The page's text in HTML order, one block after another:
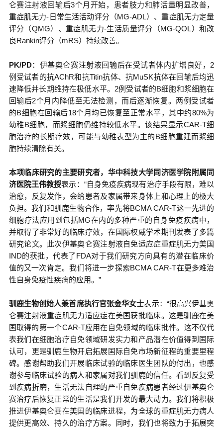
仑赛注射液回输后3个月开始，患者肢力和肺活量明显改善，
重症肌无力-日常生活活动评分（MG-ADL）、重症肌无力定量
评分（QMG）、重症肌无力-生活质量评分（MG-QOL）和改
良Rankin评分（mRS）持续改善。
PK/PD：伊基奥仑赛注射液回输后在受试者体内扩增良好，2
例受试者的抗AChR和抗Titin抗体、抗MuSK抗体在回输后均迅
速降低并长期维持在极低水平。2例受试者的B细胞和浆细胞在
回输后2个月内降低至无法检测，而后逐渐恢复。两例受试者
的B细胞在回输后18个月均已恢复至正常水平，其中约80%为
幼稚B细胞，而浆细胞仍维持较低水平。该结果显示CAR-T细
胞治疗的长期疗效，可能与幼稚表型为主的B细胞重建而浆细
胞持续清除有关。
本项临床研究的主要研究者，华中科技大学同济医学院附属同
济医院王伟教授表示：“自身免疫疾病现有治疗手段有限，难以
治愈，反复发作，会给患者及家属带来身体上和心理上的极大
负担。我们和驯鹿生物合作，率先将BCMA CAR-T这一先进的
细胞疗法应用到包括MG在内的多种严重的自身免疫疾病中，
并取得了非常好的临床疗效，在国际权威学术期刊发表了多篇
研究论文。此次伊基奥仑赛注射液自免适应症重症肌无力美国
IND的获批，代表了FDA对于我们研究方向具有的潜在临床价
值的又一次肯定。我们将进一步探索BCMA CAR-T在更多难治
性自身免疫性疾病的应用。”
驯鹿生物创始人兼首席执行官张金华女士表示：“很高兴伊基奥
仑赛注射液重症肌无力适应症在美国获批临床。这是驯鹿在美
国取得的第一个CAR-T应用在自免领域的临床批件。这不仅代
表我们在细胞治疗自免领域研发实力和产品潜在价值得到国际
认可，更是驯鹿生物开启拓展国际自免市场新征程的重要里程
碑。感谢帮助我们开展临床试验的临床医生团队的付出，也感
谢参与临床试验的病人和家属对我们驯鹿的信任。看到反复受
到疾病折磨，生活无法自理的严重自免疾病患者经过伊基奥仑
赛治疗后恢复正常的生活是我们开发的最大动力。我们将积极
推进伊基奥仑赛在美国的临床进程，为全球的重症肌无力病人
提供更高效、持久的治疗方案。同时，我们也将致力于拓展突